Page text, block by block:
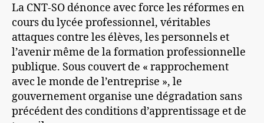
La CNT-SO dénonce avec force les réformes en
cours du lycée professionnel, véritables
attaques contre les élèves, les personnels et
l’avenir même de la formation professionnelle
publique. Sous couvert de « rapprochement
avec le monde de l’entreprise », le
gouvernement organise une dégradation sans
précédent des conditions d’apprentissage et de